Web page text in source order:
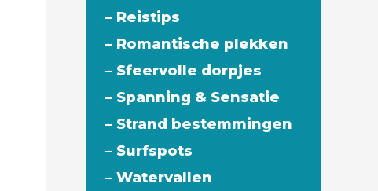
– Reistips
– Romantische plekken
– Sfeervolle dorpjes
– Spanning & Sensatie
– Strand bestemmingen
– Surfspots
– Watervallen